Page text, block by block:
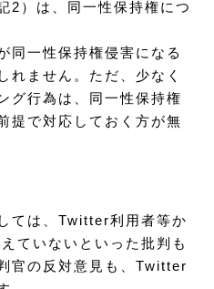
2）は、同一性保持権につ
一性保持権侵害になる
れません。ただ、少なく
グ行為は、同一性保持権
提で対応しておく方が無
ては、Twitter利用者等か
ていないといった批判も
官の反対意見も、Twitter